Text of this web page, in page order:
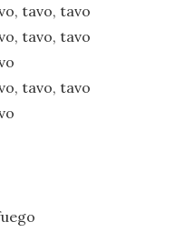
tavo, tavo
tavo, tavo
tavo, tavo